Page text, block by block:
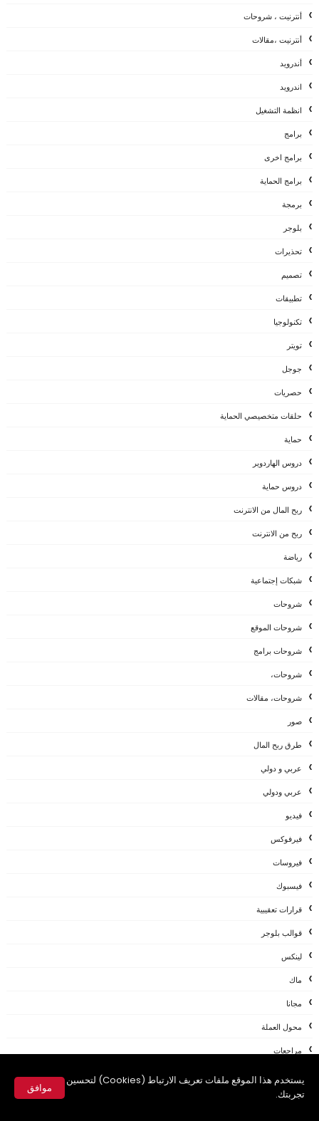
يستخدم هذا الموقع ملفات تعريف الارتباط (Cookies) لتحسين
تجربتك.
موافق
أنترنيت ، شروحات
أنترنيت ،مقالات
أندرويد
اندرويد
انظمة التشغيل
برامج
برامج اخرى
برامج الحماية
برمجة
بلوجر
تحذيرات
تصميم
تطبيقات
تكنولوجيا
تويتر
جوجل
حصريات
حلقات متخصيصي الحماية
حماية
دروس الهاردوير
دروس حماية
ربح المال من الانترنت
ربح من الانترنت
رياضة
شبكات إجتماعية
شروحات
شروحات الموقع
شروحات برامج
شروحات،
شروحات، مقالات
صور
طرق ربح المال
عربي و دولي
عربي ودولي
فيديو
فيرفوكس
فيروسات
فيسبوك
قرارات تعقيبية
قوالب بلوجر
لينكس
ماك
مجانا
محول العملة
مراجعات
مقال